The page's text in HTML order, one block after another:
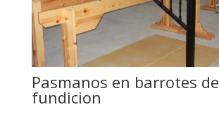
Pasmanos en barrotes de
fundicion